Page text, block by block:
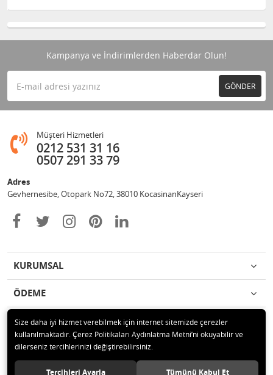
Kampanya ve İndirimlerden Haberdar Olun!
GÖNDER
Müşteri Hizmetleri
0212 531 31 16
0507 291 33 79
Adres
Gevhernesibe, Otopark No72, 38010 KocasinanKayseri
KURUMSAL
ÖDEME
İLETİŞİM
© 2020 Çağrı Medikal Tekerlekli Sandalye Mağazası Tüm hakları saklıdır.
Size daha iyi hizmet verebilmek için internet sitemizde çerezler
kullanılmaktadır. Çerez Politikaları Aydınlatma Metni’ni okuyabilir ve
dilerseniz tercihlerinizi değiştirebilirsiniz.
Tercihleri Ayarla Tümünü Kabul Et